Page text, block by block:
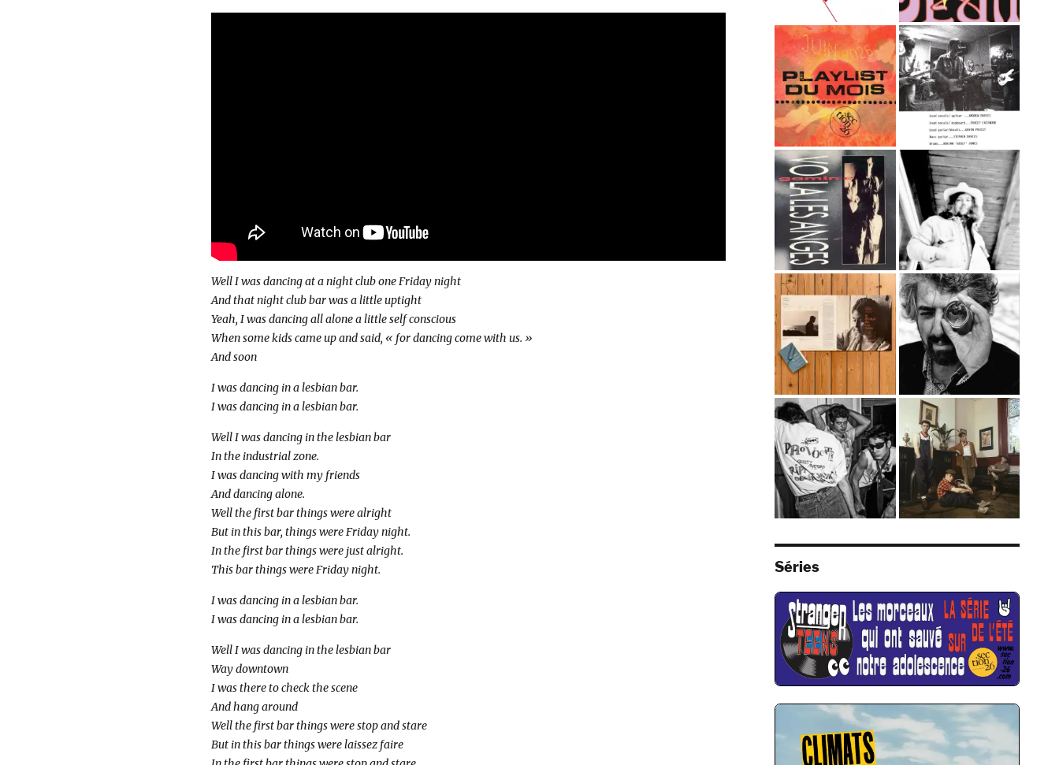
Well I was dancing at a night club one Friday night
And that night club bar was a little uptight
Yeah, I was dancing all alone a little self conscious
When some kids came up and said, « for dancing come with us. »
And soon
I was dancing in a lesbian bar.
I was dancing in a lesbian bar.
Well I was dancing in the lesbian bar
In the industrial zone.
I was dancing with my friends
And dancing alone.
Well the first bar things were alright
But in this bar, things were Friday night.
In the first bar things were just alright.
This bar things were Friday night.
I was dancing in a lesbian bar.
I was dancing in a lesbian bar.
Well I was dancing in the lesbian bar
Way downtown
I was there to check the scene
And hang around
Well the first bar things were stop and stare
But in this bar things were laissez faire
Séries